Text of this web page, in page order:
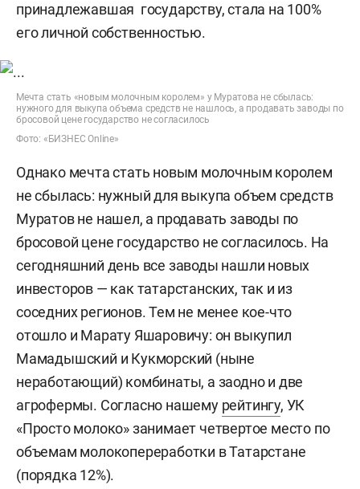
принадлежавшая государству, стала на 100%
его личной собственностью.
Мечта стать «новым молочным королем» у Муратова не сбылась:
нужного для выкупа объема средств не нашлось, а продавать заводы по
бросовой цене государство не согласилось
Фото: «БИЗНЕС Online»
Однако мечта стать новым молочным королем
не сбылась: нужный для выкупа объем средств
Муратов не нашел, а продавать заводы по
бросовой цене государство не согласилось. На
сегодняшний день все заводы нашли новых
инвесторов — как татарстанских, так и из
соседних регионов. Тем не менее кое-что
отошло и Марату Яшаровичу: он выкупил
Мамадышский и Кукморский (ныне
неработающий) комбинаты, а заодно и две
агрофермы. Согласно нашему рейтингу, УК
«Просто молоко» занимает четвертое место по
объемам молокопереработки в Татарстане
(порядка 12%).